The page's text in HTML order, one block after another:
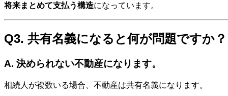
将来まとめて支払う構造になっています。
Q3. 共有名義になると何が問題ですか？
A. 決められない不動産になります。
相続人が複数いる場合、不動産は共有名義になります。